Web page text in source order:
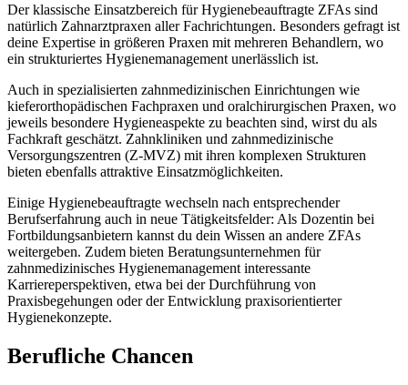
Der klassische Einsatzbereich für Hygienebeauftragte ZFAs sind
natürlich Zahnarztpraxen aller Fachrichtungen. Besonders gefragt ist
deine Expertise in größeren Praxen mit mehreren Behandlern, wo
ein strukturiertes Hygienemanagement unerlässlich ist.
Auch in spezialisierten zahnmedizinischen Einrichtungen wie
kieferorthopädischen Fachpraxen und oralchirurgischen Praxen, wo
jeweils besondere Hygieneaspekte zu beachten sind, wirst du als
Fachkraft geschätzt. Zahnkliniken und zahnmedizinische
Versorgungszentren (Z-MVZ) mit ihren komplexen Strukturen
bieten ebenfalls attraktive Einsatzmöglichkeiten.
Einige Hygienebeauftragte wechseln nach entsprechender
Berufserfahrung auch in neue Tätigkeitsfelder: Als Dozentin bei
Fortbildungsanbietern kannst du dein Wissen an andere ZFAs
weitergeben. Zudem bieten Beratungsunternehmen für
zahnmedizinisches Hygienemanagement interessante
Karriereperspektiven, etwa bei der Durchführung von
Praxisbegehungen oder der Entwicklung praxisorientierter
Hygienekonzepte.
Berufliche Chancen